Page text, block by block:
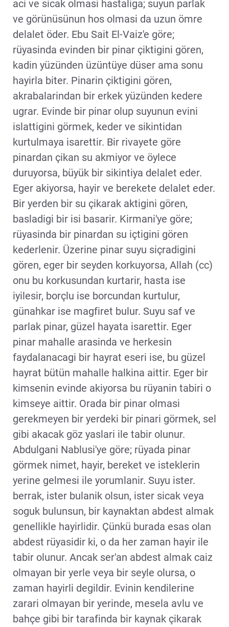
aci ve sicak olmasi hastaliga; suyun parlak
ve görünüsünun hos olmasi da uzun ömre
delalet öder. Ebu Sait El-Vaiz'e göre;
rüyasinda evinden bir pinar çiktigini gören,
kadin yüzünden üzüntüye düser ama sonu
hayirla biter. Pinarin çiktigini gören,
akrabalarindan bir erkek yüzünden kedere
ugrar. Evinde bir pinar olup suyunun evini
islattigini görmek, keder ve sikintidan
kurtulmaya isarettir. Bir rivayete göre
pinardan çikan su akmiyor ve öylece
duruyorsa, büyük bir sikintiya delalet eder.
Eger akiyorsa, hayir ve berekete delalet eder.
Bir yerden bir su çikarak aktigini gören,
basladigi bir isi basarir. Kirmani'ye göre;
rüyasinda bir pinardan su içtigini gören
kederlenir. Üzerine pinar suyu siçradigini
gören, eger bir seyden korkuyorsa, Allah (cc)
onu bu korkusundan kurtarir, hasta ise
iyilesir, borçlu ise borcundan kurtulur,
günahkar ise magfiret bulur. Suyu saf ve
parlak pinar, güzel hayata isarettir. Eger
pinar mahalle arasinda ve herkesin
faydalanacagi bir hayrat eseri ise, bu güzel
hayrat bütün mahalle halkina aittir. Eger bir
kimsenin evinde akiyorsa bu rüyanin tabiri o
kimseye aittir. Orada bir pinar olmasi
gerekmeyen bir yerdeki bir pinari görmek, sel
gibi akacak göz yaslari ile tabir olunur.
Abdulgani Nablusi'ye göre; rüyada pinar
görmek nimet, hayir, bereket ve isteklerin
yerine gelmesi ile yorumlanir. Suyu ister.
berrak, ister bulanik olsun, ister sicak veya
soguk bulunsun, bir kaynaktan abdest almak
genellikle hayirlidir. Çünkü burada esas olan
abdest rüyasidir ki, o da her zaman hayir ile
tabir olunur. Ancak ser'an abdest almak caiz
olmayan bir yerle veya bir seyle olursa, o
zaman hayirli degildir. Evinin kendilerine
zarari olmayan bir yerinde, mesela avlu ve
bahçe gibi bir tarafinda bir kaynak çikarak